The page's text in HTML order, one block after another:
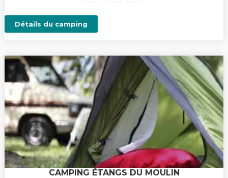
Détails du camping
CAMPING ÉTANGS DU MOULIN